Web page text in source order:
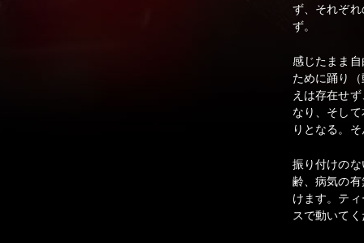
ず、それぞ
ず。
感じたまま
ために踊り
えは存在せ
なり、そし
りとなる。
振り付けの
齢、病気の
けます。テ
スで動いて